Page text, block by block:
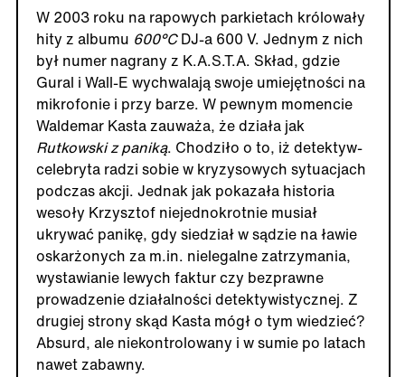
W 2003 roku na rapowych parkietach królowały
hity z albumu 600°CDJ-a 600 V. Jednym z nich
był numer nagrany z K.A.S.T.A. Skład, gdzie
Gural i Wall-E wychwalają swoje umiejętności na
mikrofonie i przy barze. W pewnym momencie
Waldemar Kasta zauważa, że działa jak
Rutkowski z paniką. Chodziło o to, iż detektyw-
celebryta radzi sobie w kryzysowych sytuacjach
podczas akcji. Jednak jak pokazała historia
wesoły Krzysztof niejednokrotnie musiał
ukrywać panikę, gdy siedział w sądzie na ławie
oskarżonych za m.in. nielegalne zatrzymania,
wystawianie lewych faktur czy bezprawne
prowadzenie działalności detektywistycznej. Z
drugiej strony skąd Kasta mógł o tym wiedzieć?
Absurd, ale niekontrolowany i w sumie po latach
nawet zabawny.